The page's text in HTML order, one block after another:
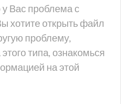
Вас проблема с
хотите открыть файл
проблему,
типа, ознакомься
на этой